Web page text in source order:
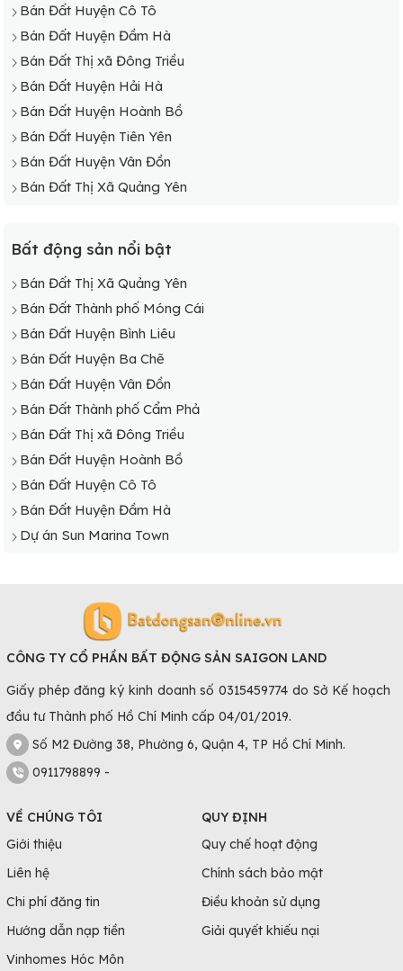
Bán Đất Huyện Cô Tô
Bán Đất Huyện Đầm Hà
Bán Đất Thị xã Đông Triều
Bán Đất Huyện Hải Hà
Bán Đất Huyện Hoành Bồ
Bán Đất Huyện Tiên Yên
Bán Đất Huyện Vân Đồn
Bán Đất Thị Xã Quảng Yên
Bất động sản nổi bật
Bán Đất Thị Xã Quảng Yên
Bán Đất Thành phố Móng Cái
Bán Đất Huyện Bình Liêu
Bán Đất Huyện Ba Chẽ
Bán Đất Huyện Vân Đồn
Bán Đất Thành phố Cẩm Phả
Bán Đất Thị xã Đông Triều
Bán Đất Huyện Hoành Bồ
Bán Đất Huyện Cô Tô
Bán Đất Huyện Đầm Hà
Dự án Sun Marina Town
CÔNG TY CỔ PHẦN BẤT ĐỘNG SẢN SAIGON LAND
Giấy phép đăng ký kinh doanh số 0315459774 do Sở Kế hoạch
đầu tư Thành phố Hồ Chí Minh cấp 04/01/2019.
Số M2 Đường 38, Phường 6, Quận 4, TP Hồ Chí Minh.
0911798899 -
VỀ CHÚNG TÔI
Giới thiệu
Liên hệ
Chi phí đăng tin
Hướng dẫn nạp tiền
Vinhomes Hóc Môn
QUY ĐỊNH
Quy chế hoạt động
Chính sách bảo mật
Điều khoản sử dụng
Giải quyết khiếu nại